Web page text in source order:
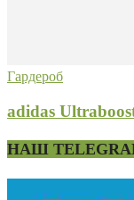
Гардероб
adidas
НАШ